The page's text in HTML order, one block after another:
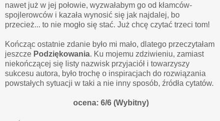
nawet już w jej połowie, wyzwałabym go od kłamców-
spojlerowców i kazała wynosić się jak najdalej, bo
przecież... to nie mogło się stać. Już chcę czytać trzeci tom!
Kończąc ostatnie zdanie było mi mało, dlatego przeczytałam
jeszcze Podziękowania. Ku mojemu zdziwieniu, zamiast
niekończącej się listy nazwisk przyjaciół i towarzyszy
sukcesu autora, było trochę o inspiracjach do rozwiązania
powstałych sytuacji w taki a nie inny sposób, źródła cytatów.
ocena: 6/6 (Wybitny)